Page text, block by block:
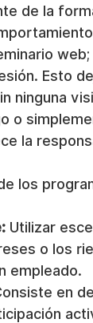
de la
Esto
ninguna
o
la
los
Utilizar
o los
empleado.
en